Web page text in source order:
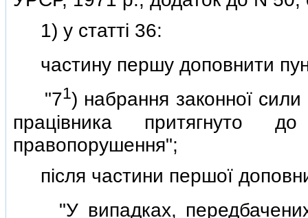
1) у статтi 36:
частину першу доповнити
"71) набрання законної
працiвника притягнуто
правопорушення";
пiсля частини першої
"У випадках,